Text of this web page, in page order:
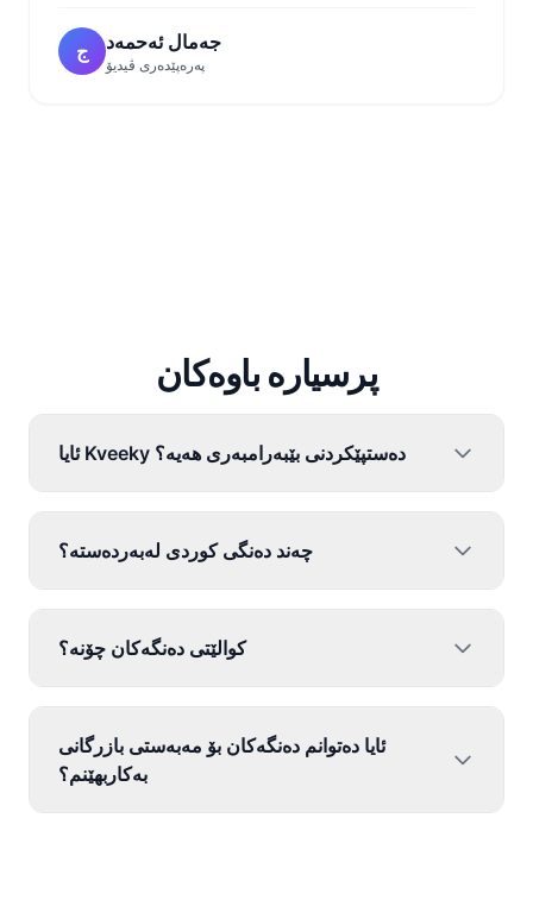
ج جەمال ئەحمەد
پەرەپێدەری ڤیدیۆ
پرسیارە باوەکان
ئایا Kveeky دەستپێکردنی بێبەرامبەری هەیە؟
چەند دەنگی کوردی لەبەردەستە؟
کوالێتی دەنگەکان چۆنە؟
ئایا دەتوانم دەنگەکان بۆ مەبەستی بازرگانی
بەکاربهێنم؟